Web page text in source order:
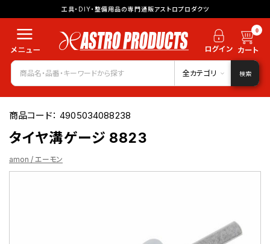
工具・DIY・整備用品の専門通販アストロプロダクツ
0
全カテゴリ 検索
商品コード：4905034088238
タイヤ溝ゲージ 8823
amon / エーモン